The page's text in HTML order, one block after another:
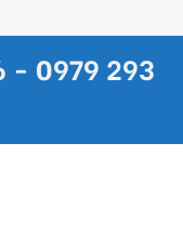
- 0979 293